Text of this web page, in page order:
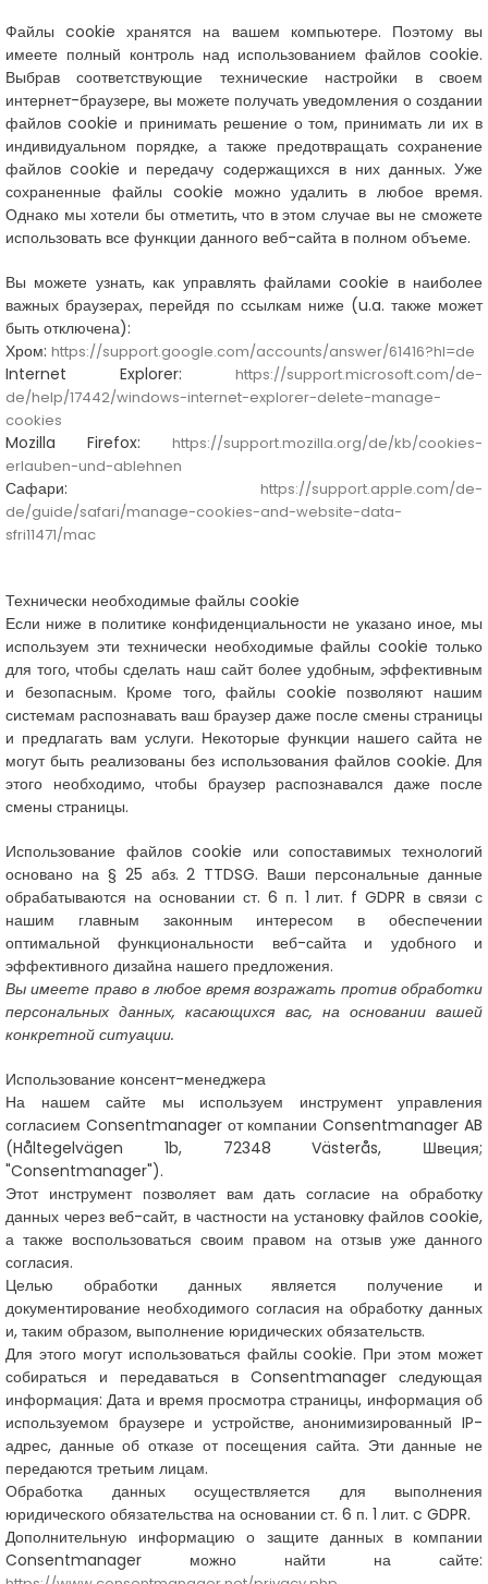
Файлы cookie хранятся на вашем компьютере. Поэтому вы
имеете полный контроль над использованием файлов cookie.
Выбрав соответствующие технические настройки в своем
интернет-браузере, вы можете получать уведомления о создании
файлов cookie и принимать решение о том, принимать ли их в
индивидуальном порядке, а также предотвращать сохранение
файлов cookie и передачу содержащихся в них данных. Уже
сохраненные файлы cookie можно удалить в любое время.
Однако мы хотели бы отметить, что в этом случае вы не сможете
использовать все функции данного веб-сайта в полном объеме.
Вы можете узнать, как управлять файлами cookie в наиболее
важных браузерах, перейдя по ссылкам ниже (u.a. также может
быть отключена):
Хром: https://support.google.com/accounts/answer/61416?hl=de
Internet Explorer: https://support.microsoft.com/de-
de/help/17442/windows-internet-explorer-delete-manage-
cookies
Mozilla Firefox: https://support.mozilla.org/de/kb/cookies-
erlauben-und-ablehnen
Сафари: https://support.apple.com/de-
de/guide/safari/manage-cookies-and-website-data-
sfri11471/mac
Технически необходимые файлы cookie
Если ниже в политике конфиденциальности не указано иное, мы
используем эти технически необходимые файлы cookie только
для того, чтобы сделать наш сайт более удобным, эффективным
и безопасным. Кроме того, файлы cookie позволяют нашим
системам распознавать ваш браузер даже после смены страницы
и предлагать вам услуги. Некоторые функции нашего сайта не
могут быть реализованы без использования файлов cookie. Для
этого необходимо, чтобы браузер распознавался даже после
смены страницы.
Использование файлов cookie или сопоставимых технологий
основано на § 25 абз. 2 TTDSG. Ваши персональные данные
обрабатываются на основании ст. 6 п. 1 лит. f GDPR в связи с
нашим главным законным интересом в обеспечении
оптимальной функциональности веб-сайта и удобного и
эффективного дизайна нашего предложения.
Вы имеете право в любое время возражать против обработки
персональных данных, касающихся вас, на основании вашей
конкретной ситуации.
Использование консент-менеджера
На нашем сайте мы используем инструмент управления
согласием Consentmanager от компании Consentmanager AB
(Håltegelvägen 1b, 72348 Västerås, Швеция;
"Consentmanager").
Этот инструмент позволяет вам дать согласие на обработку
данных через веб-сайт, в частности на установку файлов cookie,
а также воспользоваться своим правом на отзыв уже данного
согласия.
Целью обработки данных является получение и
документирование необходимого согласия на обработку данных
и, таким образом, выполнение юридических обязательств.
Для этого могут использоваться файлы cookie. При этом может
собираться и передаваться в Consentmanager следующая
информация: Дата и время просмотра страницы, информация об
используемом браузере и устройстве, анонимизированный IP-
адрес, данные об отказе от посещения сайта. Эти данные не
передаются третьим лицам.
Обработка данных осуществляется для выполнения
юридического обязательства на основании ст. 6 п. 1 лит. c GDPR.
Дополнительную информацию о защите данных в компании
Consentmanager можно найти на сайте: